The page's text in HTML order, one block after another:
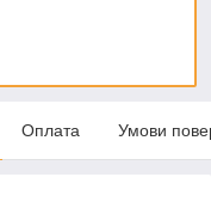
Оплата Умови